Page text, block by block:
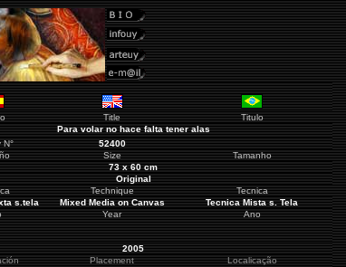
Title
Titulo
Para volar no hace falta tener alas
N°
52400
Size
Tamanho
73 x 60 cm
Original
Technique
Tecnica
s.tela
Mixed Media on Canvas
Tecnica Mista s. Tela
Year Ano
2005
Placement Localicação